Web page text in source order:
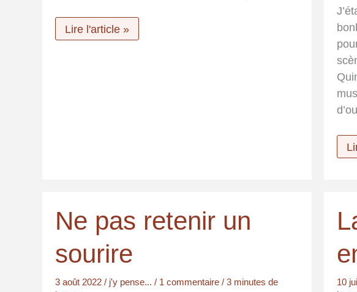
Nicolas
Reymond,
Lire l'article »
–
Ne pas retenir un
sourire
3 août 2022 / j'y pense... / 1 commentaire / 3 minutes de
10